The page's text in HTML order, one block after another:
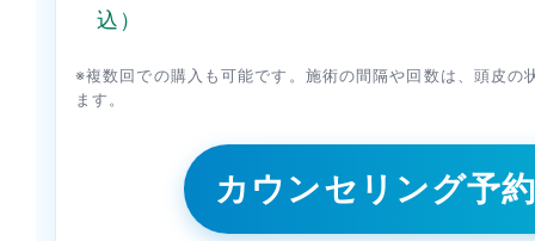
込）
※複数回での購入も可能です。施術の間隔や回数は、頭皮の
ます。
カウンセリング予